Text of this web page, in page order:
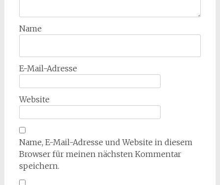
Name
E-Mail-Adresse
Website
Name, E-Mail-Adresse und Website in diesem
Browser für meinen nächsten Kommentar
speichern.